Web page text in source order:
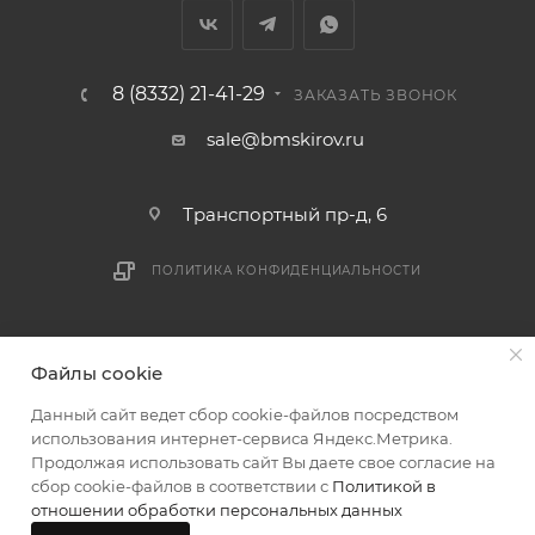
раньше связаться с менеджером, либо с отделом
ВАЖНО: Покупатель обязан обеспечить наличие
отказаться от доставки. Стоимость повторной
Доставка заказов по России не осуществляется.
8 (8332) 21-41-29 ЗАКАЗАТЬ ЗВОНОК
sale@bmskirov.ru
Транспортный пр-д, 6
ПОЛИТИКА КОНФИДЕНЦИАЛЬНОСТИ
Файлы cookie
Данный сайт ведет сбор cookie-файлов посредством
использования интернет-сервиса Яндекс.Метрика.
Продолжая использовать сайт Вы даете свое согласие на
сбор cookie-файлов в соответствии с Политикой в
отношении обработки персональных данных